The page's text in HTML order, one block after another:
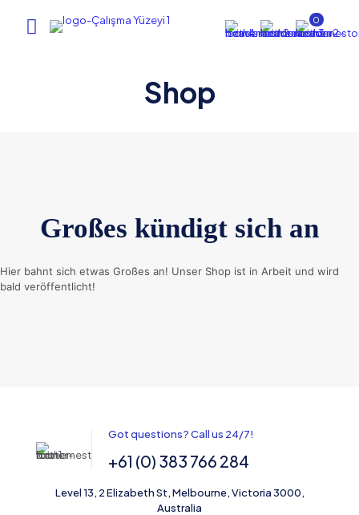
0
Shop
Großes kündigt sich an
Hier bahnt sich etwas Großes an! Unser Shop ist in Arbeit und wird
bald veröffentlicht!
Got questions? Call us 24/7!
+61 (0) 383 766 284
Level 13, 2 Elizabeth St, Melbourne, Victoria 3000,
Australia